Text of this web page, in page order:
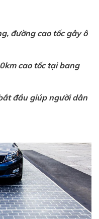
đường cao tốc gây ô
cao tốc tại bang
đầu giúp người dân